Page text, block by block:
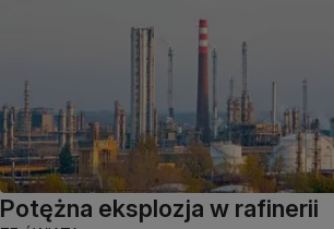
Potężna eksplozja w rafinerii